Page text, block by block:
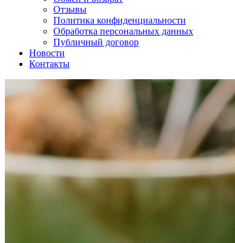
Отзывы
Политика конфиденциальности
Обработка персональных данных
Публичный договор
Новости
Контакты